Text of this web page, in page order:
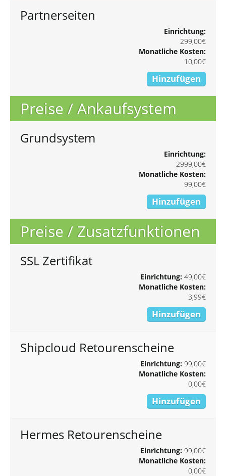
Partnerseiten
Einrichtung:
299,00€
Monatliche Kosten:
10,00€
Hinzufügen
Preise / Ankaufsystem
Grundsystem
Einrichtung:
2999,00€
Monatliche Kosten:
99,00€
Hinzufügen
Preise / Zusatzfunktionen
SSL Zertifikat
Einrichtung:49,00€
Monatliche Kosten:
3,99€
Hinzufügen
Shipcloud Retourenscheine
Einrichtung:99,00€
Monatliche Kosten:
0,00€
Hinzufügen
Hermes Retourenscheine
Einrichtung:99,00€
Monatliche Kosten:
0,00€